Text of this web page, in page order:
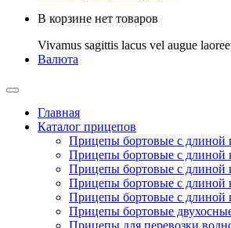
В корзине нет товаров
Vivamus sagittis lacus vel augue
Валюта
Главная
Каталог прицепов
Прицепы бортовые с длиной
Прицепы бортовые с длиной
Прицепы бортовые с длиной
Прицепы бортовые с длиной
Прицепы бортовые с длиной
Прицепы бортовые
Прицепы для перевозки